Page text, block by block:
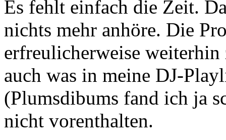
Es fehlt einfach die Zeit.
nichts mehr anhöre. Die
erfreulicherweise weiterhin
auch was in meine DJ-
(Plumsdibums fand ich ja
nicht vorenthalten.